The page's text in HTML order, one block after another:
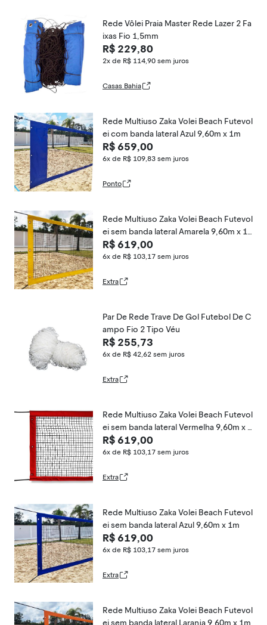
Rede Vôlei Praia Master Rede Lazer 2 Fa
ixas Fio 1,5mm
R$ 229,80
2x de R$ 114,90 sem juros
Casas Bahia
Rede Multiuso Zaka Volei Beach Futevol
ei com banda lateral Azul 9,60m x 1m
R$ 659,00
6x de R$ 109,83 sem juros
Ponto
Rede Multiuso Zaka Volei Beach Futevol
ei sem banda lateral Amarela 9,60m x 1
m
R$ 619,00
6x de R$ 103,17 sem juros
Extra
Par De Rede Trave De Gol Futebol De C
ampo Fio 2 Tipo Véu
R$ 255,73
6x de R$ 42,62 sem juros
Extra
Rede Multiuso Zaka Volei Beach Futevol
ei sem banda lateral Vermelha 9,60m x 1
m
R$ 619,00
6x de R$ 103,17 sem juros
Extra
Rede Multiuso Zaka Volei Beach Futevol
ei sem banda lateral Azul 9,60m x 1m
R$ 619,00
6x de R$ 103,17 sem juros
Extra
Rede Multiuso Zaka Volei Beach Futevol
ei sem banda lateral Laranja 9,60m x 1m